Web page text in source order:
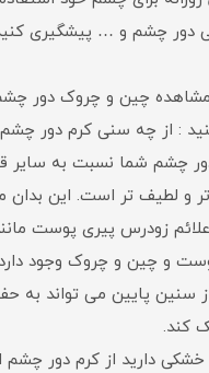
دور چشم و … پیشگیری
چین و چروک دور
: از چه سنی کرم دور چشم
چشم شما نسبت به
و لطیف تر است. این بدان
زودرس پیری پوست
و چین و چروک وجود
سنین پایین می تواند به
کند.
دارید از کرم دور چشم